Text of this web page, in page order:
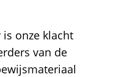
onze klacht
van de